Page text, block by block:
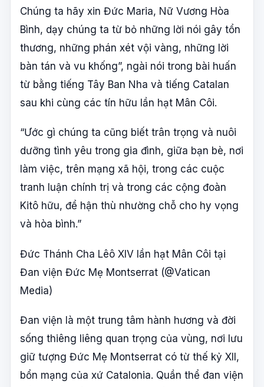
Chúng ta hãy xin Đức Maria, Nữ Vương Hòa
Bình, dạy chúng ta từ bỏ những lời nói gây tổn
thương, những phán xét vội vàng, những lời
bàn tán và vu khống”, ngài nói trong bài huấn
từ bằng tiếng Tây Ban Nha và tiếng Catalan
sau khi cùng các tín hữu lần hạt Mân Côi.
“Ước gì chúng ta cũng biết trân trọng và nuôi
dưỡng tình yêu trong gia đình, giữa bạn bè, nơi
làm việc, trên mạng xã hội, trong các cuộc
tranh luận chính trị và trong các cộng đoàn
Kitô hữu, để hận thù nhường chỗ cho hy vọng
và hòa bình.”
Đức Thánh Cha Lêô XIV lần hạt Mân Côi tại
Đan viện Đức Mẹ Montserrat (@Vatican
Media)
Đan viện là một trung tâm hành hương và đời
sống thiêng liêng quan trọng của vùng, nơi lưu
giữ tượng Đức Mẹ Montserrat có từ thế kỷ XII,
bổn mạng của xứ Catalonia. Quần thể đan viện